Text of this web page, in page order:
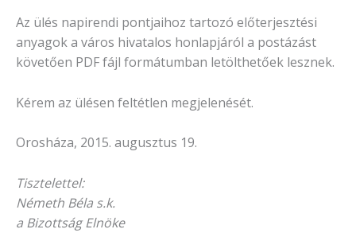
Az ülés napirendi pontjaihoz tartozó előterjesztési
anyagok a város hivatalos honlapjáról a postázást
követően PDF fájl formátumban letölthetőek lesznek.
Kérem az ülésen feltétlen megjelenését.
Orosháza, 2015. augusztus 19.
Tisztelettel:
Németh Béla s.k.
a Bizottság Elnöke